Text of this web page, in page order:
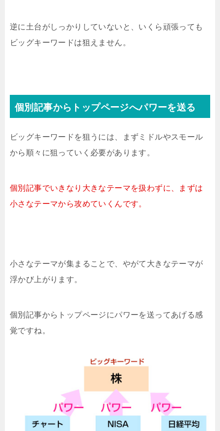
逆に土台がしっかりしていないと、いくら頑張っても
ビッグキーワードは狙えません。
個別記事からトップページへパワーを送る
ビッグキーワードを狙うには、まずミドルやスモール
から順々に狙っていく必要があります。
個別記事でいきなり大きなテーマを扱わずに、まずは
小さなテーマから攻めていくんです。
小さなテーマが集まることで、やがて大きなテーマが
浮かび上がります。
個別記事からトップページにパワーを送ってあげる感
覚ですね。